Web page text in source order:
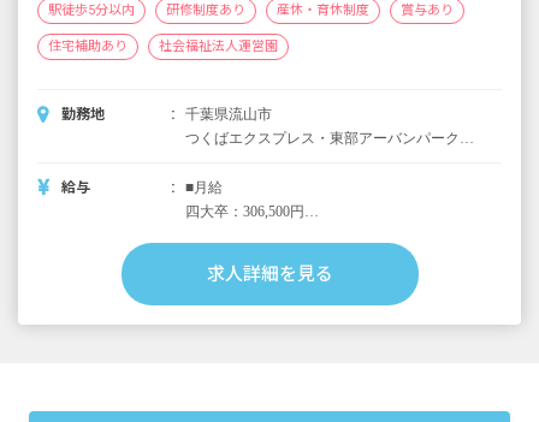
駅徒歩5分以内 研修制度あり 産休・育休制度 賞与あり
住宅補助あり 社会福祉法人運営園
勤務地
千葉県流山市
つくばエクスプレス・東部アーバンパークラ
給与
■月給
四大卒：306,500円
（内訳）
求人詳細を見る